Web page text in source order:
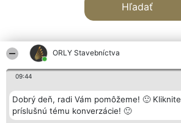
ORLY Stavebníctva
09:44
Dobrý deň, radi Vám pomôžeme! 🙂
príslušnú tému konverzácie! 🙂
Hľadať
Organizátor hodnotenia
Bright Side Solutions sp. z o.
o. sp. k.
Hodnotenie
Laureáti
Lista